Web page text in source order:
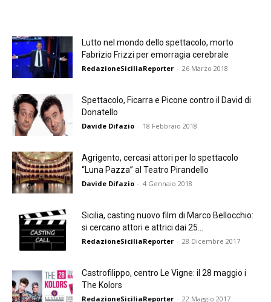
Lutto nel mondo dello spettacolo, morto
Fabrizio Frizzi per emorragia cerebrale
RedazioneSiciliaReporter - 26 Marzo 2018
Spettacolo, Ficarra e Picone contro il David di
Donatello
Davide Difazio - 18 Febbraio 2018
Agrigento, cercasi attori per lo spettacolo
“Luna Pazza” al Teatro Pirandello
Davide Difazio - 4 Gennaio 2018
Sicilia, casting nuovo film di Marco Bellocchio:
si cercano attori e attrici dai 25...
RedazioneSiciliaReporter - 28 Dicembre 2017
Castrofilippo, centro Le Vigne: il 28 maggio i
The Kolors
RedazioneSiciliaReporter - 22 Maggio 2017